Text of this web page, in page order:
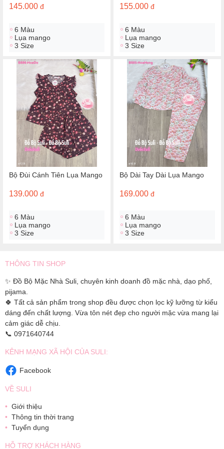
145.000 đ
6 Màu
Lụa mango
3 Size
155.000 đ
6 Màu
Lụa mango
3 Size
Bộ Đùi Cánh Tiên Lụa Mango
139.000 đ
6 Màu
Lụa mango
3 Size
Bộ Dài Tay Dài Lụa Mango
169.000 đ
6 Màu
Lụa mango
3 Size
THÔNG TIN SHOP
✨ Đồ Bộ Mặc Nhà Suli, chuyên kinh doanh đồ mặc nhà, dạo phố,
pijama.
🍀 Tất cả sản phẩm trong shop đều được chọn lọc kỹ lưỡng từ kiểu
dáng đến chất lượng. Vừa tôn nét đẹp cho người mặc vừa mang lại
cảm giác dễ chịu.
📞 0971640744
KÊNH MẠNG XÃ HỘI CỦA SULI:
Facebook
VỀ SULI
Giới thiệu
Thông tin thời trang
Tuyển dụng
HỖ TRỢ KHÁCH HÀNG